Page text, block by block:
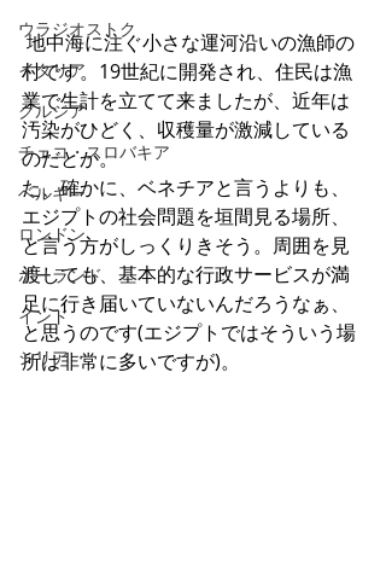
ウラジオストク
イタリア
グルジア
チェコ・スロバキア
ベルギー
ロンドン
ポーランド
インド
シリア
地中海に注ぐ小さな運河沿いの漁師の
村です。19世紀に開発され、住民は漁
業で生計を立てて来ましたが、近年は
汚染がひどく、収穫量が激減している
のだとか。
た、確かに、ベネチアと言うよりも、
エジプトの社会問題を垣間見る場所、
と言う方がしっくりきそう。周囲を見
渡しても、基本的な行政サービスが満
足に行き届いていないんだろうなぁ、
と思うのです(エジプトではそういう場
所は非常に多いですが)。